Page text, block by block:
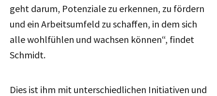
geht darum, Potenziale zu erkennen, zu fördern
und ein Arbeitsumfeld zu schaffen, in dem sich
alle wohlfühlen und wachsen können“, findet
Schmidt.
Dies ist ihm mit unterschiedlichen Initiativen und